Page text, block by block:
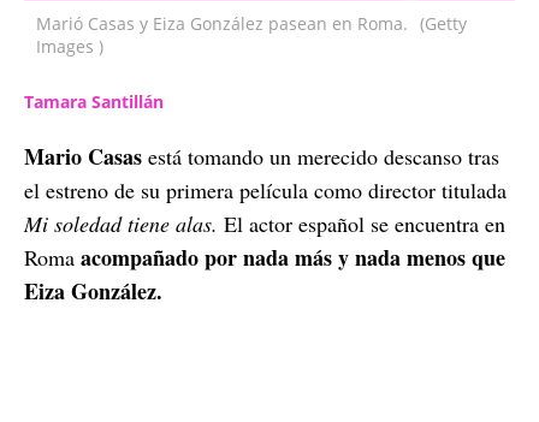
Marió Casas y Eiza González pasean en Roma. (Getty
Images )
Tamara Santillán
Mario Casas está tomando un merecido descanso tras
el estreno de su primera película como director titulada
Mi soledad tiene alas. El actor español se encuentra en
Roma acompañado por nada más y nada menos que
Eiza González.